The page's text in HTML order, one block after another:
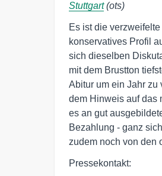
Stuttgart(ots)
Es ist die
konservatives Profil
sich dieselben
mit dem Brustton
Abitur um ein Jahr zu
dem Hinweis auf das
es an gut
Bezahlung - ganz
zudem noch von den
Pressekontakt: